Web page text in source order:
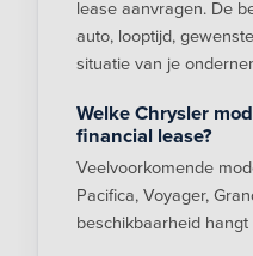
lease aanvragen. De
auto, looptijd,
situatie van je
Welke Chrysler
financial lease?
Veelvoorkomende
Pacifica, Voyager,
beschikbaarheid